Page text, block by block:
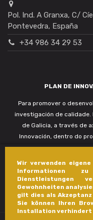
Wir verwenden
Informationen
Dienstleistungen
Gewohnheiten
gilt dies als
Sie können Ihren
Installation verhindert
Pol. Ind. A Granxa, C/
Pontevedra, España
+34 986 34 29 53
PLAN DE
Para promover o
investigación de calidade.
de Galicia, a través de
Innovación, dentro do